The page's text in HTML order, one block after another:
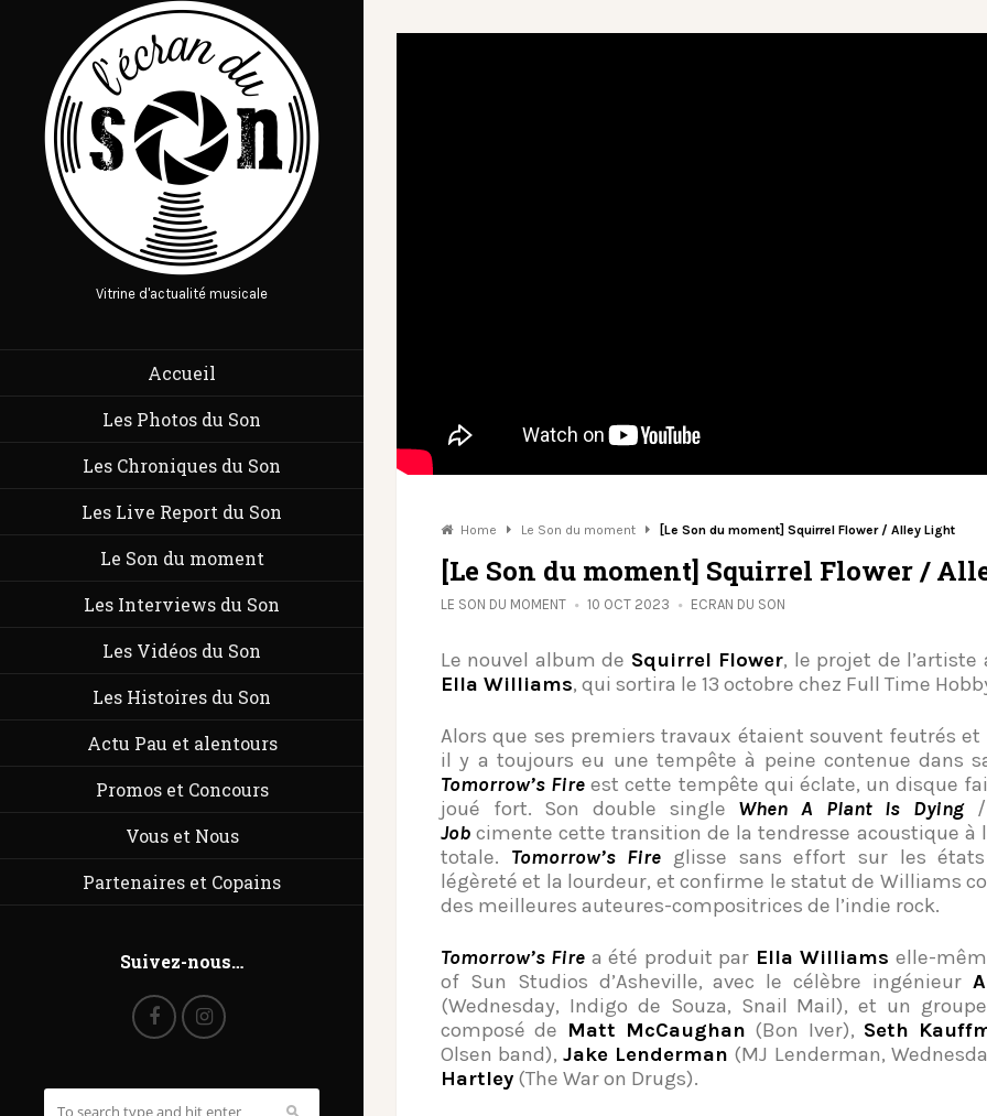
Vitrine d'actualité musicale
Accueil
Les Photos du Son
Les Chroniques du Son
Les Live Report du Son
Le Son du moment
Les Interviews du Son
Les Vidéos du Son
Les Histoires du Son
Actu Pau et alentours
Promos et Concours
Vous et Nous
Partenaires et Copains
Suivez-nous…
Home Le Son du moment [Le Son du moment] Squirrel Flower / Alley Light
[Le Son du moment] Squirrel Flower /
LE SON DU MOMENT 10 OCT 2023 ECRAN DU SON
Le nouvel album de Squirrel Flower, le projet de l’artiste
Ella Williams, qui sortira le 13 octobre chez Full Time
Alors que ses premiers travaux étaient souvent feutrés
il y a toujours eu une tempête à peine contenue dans
Tomorrow’s Fire est cette tempête qui éclate, un disque
joué fort. Son double single When A Plant Is Dying
Job cimente cette transition de la tendresse acoustique à
totale. Tomorrow’s Fire glisse sans effort sur les états
légèreté et la lourdeur, et confirme le statut de Williams
des meilleures auteures-compositrices de l’indie rock.
Tomorrow’s Fire a été produit par Ella Williams elle-
of Sun Studios d’Asheville, avec le célèbre ingénieur
(Wednesday, Indigo de Souza, Snail Mail), et un
composé de Matt McCaughan (Bon Iver), Seth
Olsen band),Jake Lenderman (MJ Lenderman,
Hartley (The War on Drugs).